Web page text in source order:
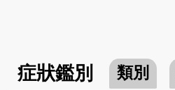
症狀鑑別 類別